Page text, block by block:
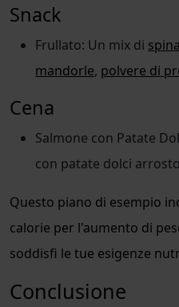
Snack
Frullato: Un mix di
mandorle, polvere di
Cena
Salmone con Patate
con patate dolci
Questo piano di esempio
calorie per l'aumento di
soddisfi le tue esigenze
Conclusione